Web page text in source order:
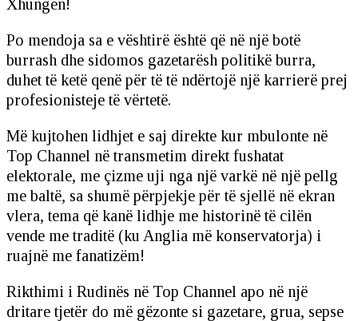
Xhungën!
Po mendoja sa e vështirë është që në një botë
burrash dhe sidomos gazetarësh politikë burra,
duhet të ketë qenë për të të ndërtojë një karrierë prej
profesionisteje të vërtetë.
Më kujtohen lidhjet e saj direkte kur mbulonte në
Top Channel në transmetim direkt fushatat
elektorale, me çizme uji nga një varkë në një pellg
me baltë, sa shumë përpjekje për të sjellë në ekran
vlera, tema që kanë lidhje me historinë të cilën
vende me traditë (ku Anglia më konservatorja) i
ruajnë me fanatizëm!
Rikthimi i Rudinës në Top Channel apo në një
dritare tjetër do më gëzonte si gazetare, grua, sepse